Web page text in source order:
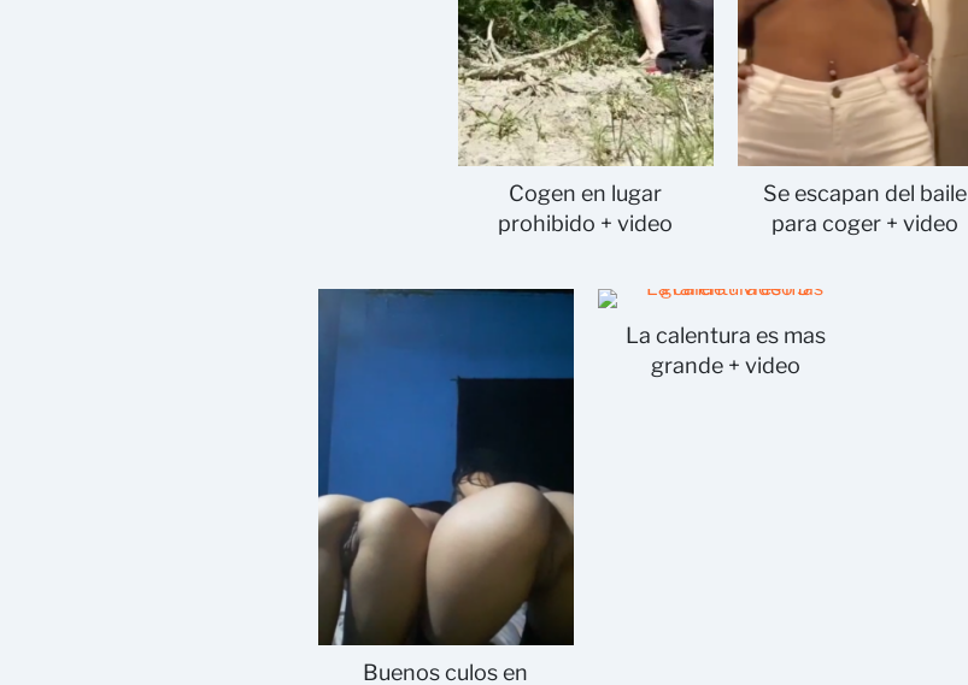
Cogen en lugar
prohibido + video
Se escapan del baile
para coger + video
Buenos culos en
La calentura es mas
grande + video